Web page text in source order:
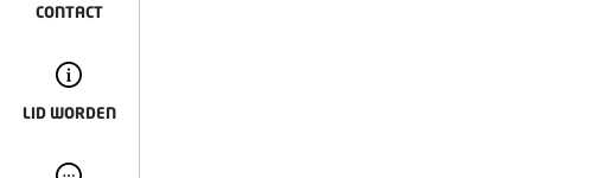
CONTACT
LID WORDEN